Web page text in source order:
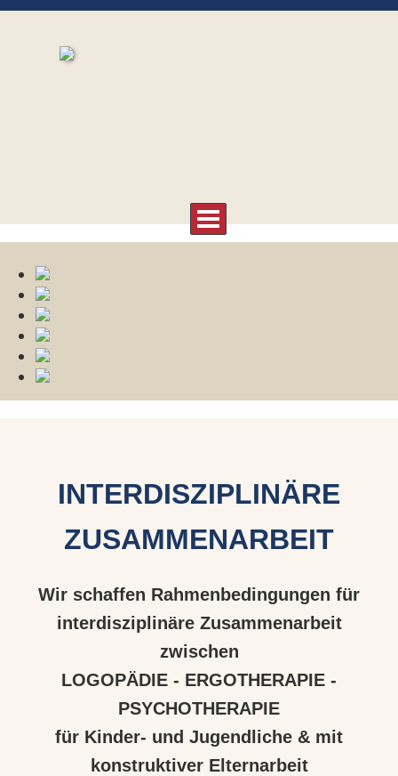
INTERDISZIPLINÄRE
ZUSAMMENARBEIT
Wir schaffen Rahmenbedingungen für
interdisziplinäre Zusammenarbeit
zwischen
LOGOPÄDIE - ERGOTHERAPIE -
PSYCHOTHERAPIE
für Kinder- und Jugendliche & mit
konstruktiver Elternarbeit